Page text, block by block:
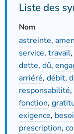
Liste des
Nom
astreinte,
service, travail,
dette, dû,
arriéré, débit,
responsabilité,
fonction,
exigence,
prescription,